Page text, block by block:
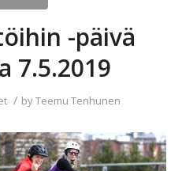
-päivä
7.5.2019
/ byTeemu Tenhunen